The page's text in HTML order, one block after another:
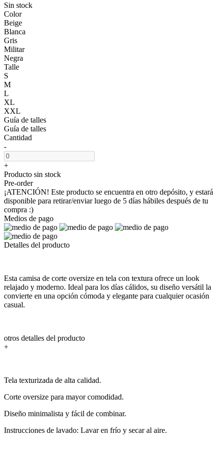
Sin stock
Color
Beige
Blanca
Gris
Militar
Negra
Talle
S
M
L
XL
XXL
Guía de talles
Guía de talles
Cantidad
-
+
Producto sin stock
Pre-order
¡ATENCIÓN! Este producto se encuentra en otro depósito, y estará
disponible para retirar/enviar luego de 5 días hábiles después de tu
compra :)
Medios de pago
Detalles del producto
Esta camisa de corte oversize en tela con textura ofrece un look
relajado y moderno. Ideal para los días cálidos, su diseño versátil la
convierte en una opción cómoda y elegante para cualquier ocasión
casual.
otros detalles del producto
+
Tela texturizada de alta calidad.
Corte oversize para mayor comodidad.
Diseño minimalista y fácil de combinar.
Instrucciones de lavado: Lavar en frío y secar al aire.